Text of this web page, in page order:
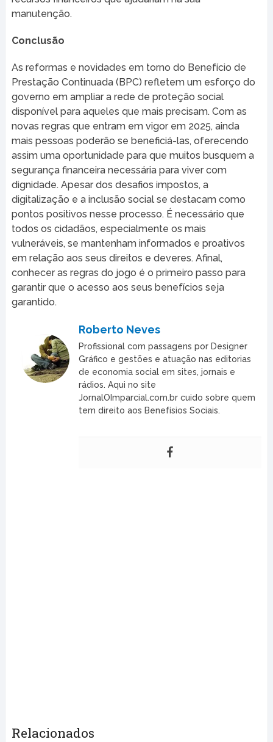
manutenção.
Conclusão
As reformas e novidades em torno do Benefício de
Prestação Continuada (BPC) refletem um esforço do
governo em ampliar a rede de proteção social
disponível para aqueles que mais precisam. Com as
novas regras que entram em vigor em 2025, ainda
mais pessoas poderão se beneficiá-las, oferecendo
assim uma oportunidade para que muitos busquem a
segurança financeira necessária para viver com
dignidade. Apesar dos desafios impostos, a
digitalização e a inclusão social se destacam como
pontos positivos nesse processo. É necessário que
todos os cidadãos, especialmente os mais
vulneráveis, se mantenham informados e proativos
em relação aos seus direitos e deveres. Afinal,
conhecer as regras do jogo é o primeiro passo para
garantir que o acesso aos seus benefícios seja
garantido.
Roberto Neves
Profissional com passagens por Designer
Gráfico e gestões e atuação nas editorias
de economia social em sites, jornais e
rádios. Aqui no site
JornalOImparcial.com.br cuido sobre quem
tem direito aos Benefísios Sociais.
Relacionados